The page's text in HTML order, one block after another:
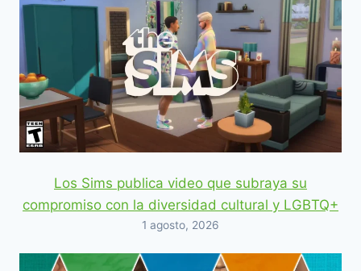
Los Sims publica video que subraya su
compromiso con la diversidad cultural y LGBTQ+
1 agosto, 2026